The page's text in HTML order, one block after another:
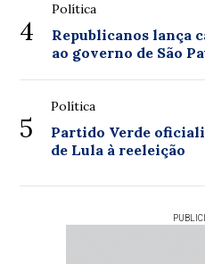
4
Política
Republicanos lança
ao governo de São
5
Política
Partido Verde
de Lula à reeleição